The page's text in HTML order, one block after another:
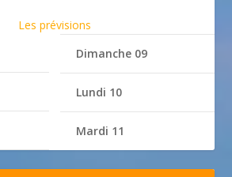
Les prévisions
Dimanche 09
Lundi 10
Mardi 11